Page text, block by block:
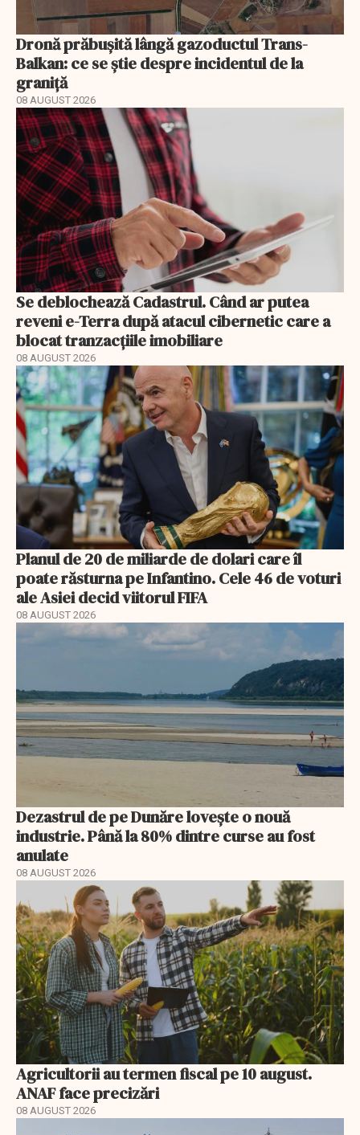
Dronă prăbușită lângă gazoductul Trans-
Balkan: ce se știe despre incidentul de la
graniță
08 AUGUST 2026
Se deblochează Cadastrul. Când ar putea
reveni e-Terra după atacul cibernetic care a
blocat tranzacțiile imobiliare
08 AUGUST 2026
Planul de 20 de miliarde de dolari care îl
poate răsturna pe Infantino. Cele 46 de voturi
ale Asiei decid viitorul FIFA
08 AUGUST 2026
Dezastrul de pe Dunăre lovește o nouă
industrie. Până la 80% dintre curse au fost
anulate
08 AUGUST 2026
Agricultorii au termen fiscal pe 10 august.
ANAF face precizări
08 AUGUST 2026